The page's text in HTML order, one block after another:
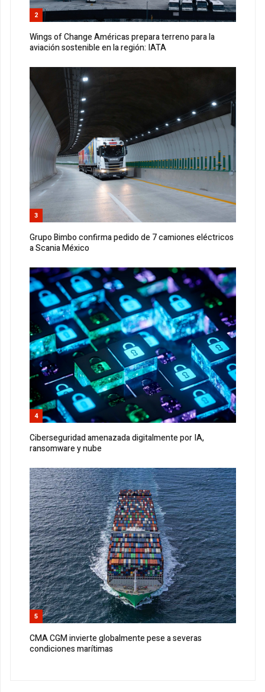
2
Wings of Change Américas prepara terreno para la
aviación sostenible en la región: IATA
3
Grupo Bimbo confirma pedido de 7 camiones eléctricos
a Scania México
4
Ciberseguridad amenazada digitalmente por IA,
ransomware y nube
5
CMA CGM invierte globalmente pese a severas
condiciones marítimas